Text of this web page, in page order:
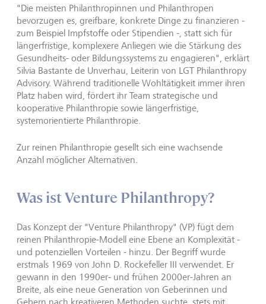
"Die meisten Philanthropinnen und Philanthropen
bevorzugen es, greifbare, konkrete Dinge zu finanzieren -
zum Beispiel Impfstoffe oder Stipendien -, statt sich für
längerfristige, komplexere Anliegen wie die Stärkung des
Gesundheits- oder Bildungssystems zu engagieren", erklärt
Silvia Bastante de Unverhau, Leiterin von LGT Philanthropy
Advisory. Während traditionelle Wohltätigkeit immer ihren
Platz haben wird, fördert ihr Team strategische und
kooperative Philanthropie sowie längerfristige,
systemorientierte Philanthropie.
Zur reinen Philanthropie gesellt sich eine wachsende
Anzahl möglicher Alternativen.
Was ist Venture Philanthropy?
Das Konzept der "Venture Philanthropy" (VP) fügt dem
reinen Philanthropie-Modell eine Ebene an Komplexität -
und potenziellen Vorteilen - hinzu. Der Begriff wurde
erstmals 1969 von John D. Rockefeller III verwendet. Er
gewann in den 1990er‑ und frühen 2000er-Jahren an
Breite, als eine neue Generation von Geberinnen und
Gebern nach kreativeren Methoden suchte, stets mit